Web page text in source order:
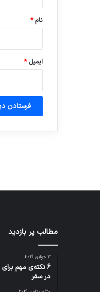
نام*
ایمیل*
آماده برای
توسط ژاکت
مطالب پر بازدید
3 جولای 2021
6 نکته‌ی مهم
در سفر